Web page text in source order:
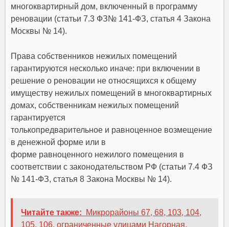
многоквартирный дом, включенный в программу
реновации (статьи 7.3 ФЗ№ 141-ФЗ, статья 4 Закона
Москвы № 14).
Права собственников нежилых помещений
гарантируются несколько иначе: при включении в
решение о реновации не относящихся к общему
имуществу нежилых помещений в многоквартирных
домах, собственникам нежилых помещений
гарантируется
толькопредварительное и равноценное возмещение
в денежной форме или в
форме равноценного нежилого помещения в
соответствии с законодательством РФ (статьи 7.4 ФЗ
№ 141-ФЗ, статья 8 Закона Москвы № 14).
Читайте также:
Микрорайоны 67, 68, 103, 104,
105, 106, ограниченные улицами Нагорная,